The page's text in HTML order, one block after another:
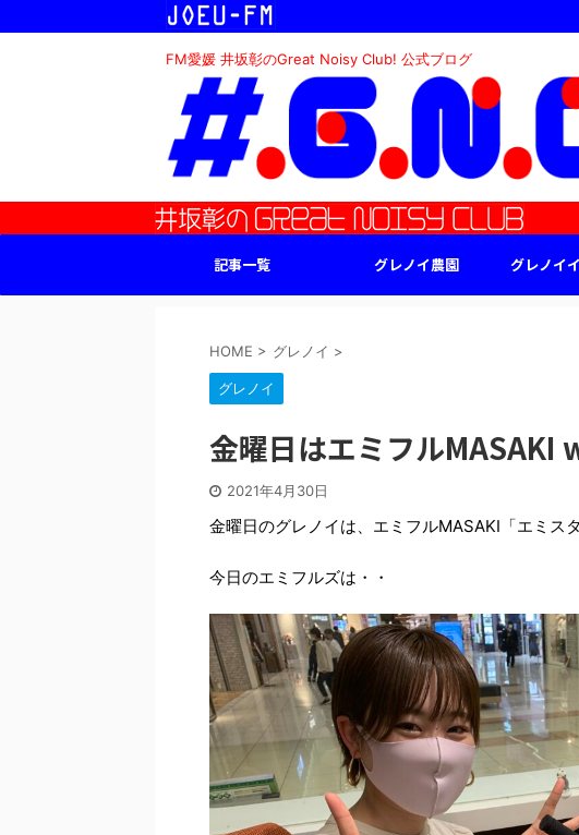
FM愛媛 井坂彰のGreat Noisy Club! 公式ブログ
記事一覧 グレノイ農園 グレノイ
HOME > グレノイ >
グレノイ
金曜日はエミフルMASAKI
2021年4月30日
金曜日のグレノイは、エミフルMASAKI「エミス
今日のエミフルズは・・